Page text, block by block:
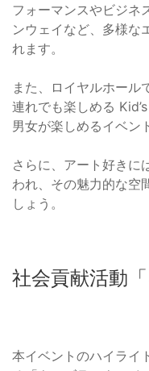
フォーマンスやビジネ
ンウェイなど、多様な
れます。
また、ロイヤルホール
連れでも楽しめる
男女が楽しめるイベン
さらに、アート好きに
われ、その魅力的な空
しょう。
社会貢献活動
本イベントのハイライ